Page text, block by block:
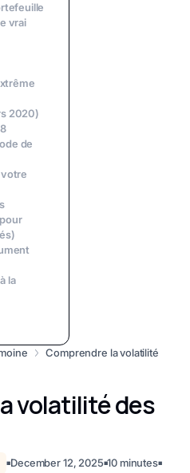
Comprendre la volatilité
volatilité des
■December 12, 2025■10 minutes■
vrai
2020)
de
la